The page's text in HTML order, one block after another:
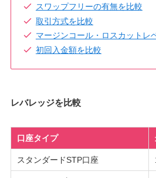
スワップフリーの有無を比較
取引方式を比較
マージンコール・ロスカットレ
初回入金額を比較
レバレッジを比較
口座タイプ
スタンダードSTP口座